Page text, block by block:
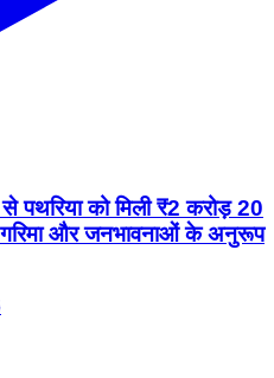
से पथरिया को मिली ₹2 करोड़ 20
गरिमा और जनभावनाओं के अनुरूप